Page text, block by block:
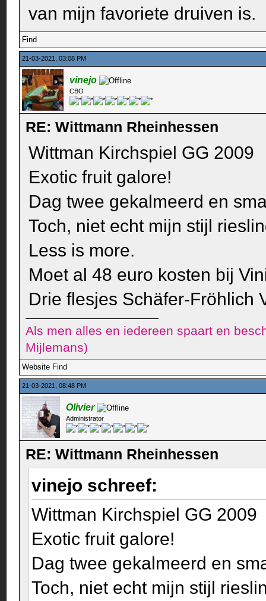
van mijn favoriete druiven is.
Find
21-03-2021, 03:08 PM
vinejo
CBO
RE: Wittmann Rheinhessen
Wittman Kirchspiel GG 2009
Exotic fruit galore!
Dag twee gekalmeerd en
Toch, niet echt mijn stijl
Less is more.
Moet al 48 euro kosten bij
Drie flesjes Schäfer-Fröhlich
Als men alles en iedereen spaart en
Mijlemans)
Website Find
21-03-2021, 08:48 PM
Olivier
Administrator
RE: Wittmann Rheinhessen
vinejo schreef:
Wittman Kirchspiel GG 2009
Exotic fruit galore!
Dag twee gekalmeerd en
Toch, niet echt mijn stijl